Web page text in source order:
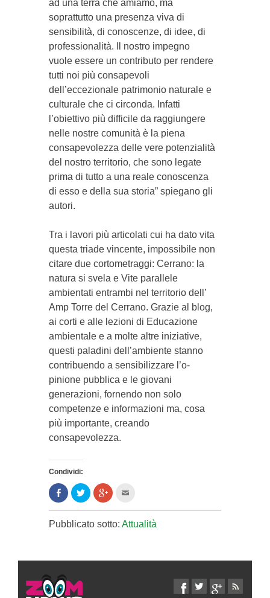
ad una terra che amiamo, ma
soprattutto una presenza viva di
sensibilità, di conoscenze, di idee, di
professionalità. Il nostro impegno
vuole essere un contributo per rendere
tutti noi più consapevoli
dell’eccezionale patrimonio naturale e
culturale che ci circonda. Infatti
l’obiettivo più difficile da raggiungere
nelle nostre comunità è la piena
consapevolezza delle vere po­tenziali­tà
del nostro territorio, che so­no le­gate
prima di tutto a una re­ale conoscenza
di es­so e del­la sua sto­ria” spiegano gli
autori.
Tra i lavori più articolati cui ha dato vita
questa triade vincente, impossibile non
citare due cortometraggi: Cerrano: la
natura si svela e Vite parallele
ambientati entrambi nel territorio dell’
Amp Torre del Cerrano. Gra­­zie al blog,
ai corti e alle lezioni di Educazione
am­bientale e a molte altre iniziative,
questi paladini dell’ambiente stanno
contribuendo a sensibilizzare l’o­
pinione pubblica e le giovani
generazioni, fornendo non solo
competenze e informazioni ma, cosa
più importante, creando
consapevolezza.
Condividi:
Condividi
su
Facebook
(Si
apre
in
Clicca
per
condividere
su
Twitter
(Si
finestra)
Clicca
per
su
Google+
(Si
finestra)
l'articolo
via
mail
apre
Pubblicato sotto: Attualità